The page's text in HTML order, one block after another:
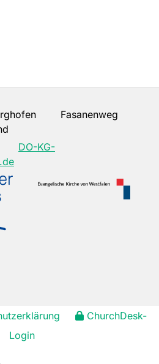
Fasanenweg
DO-KG-
ChurchDesk-
Login